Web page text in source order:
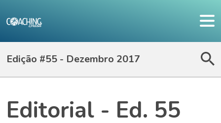
Edição #55 - Dezembro 2017
Editorial - Ed. 55